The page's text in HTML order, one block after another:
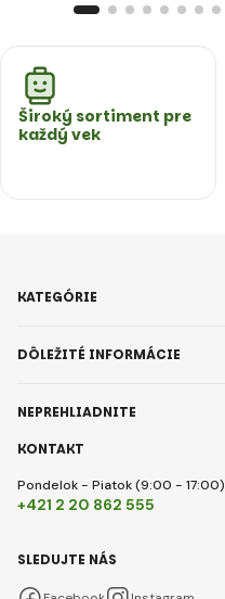
Široký sortiment pre
každý vek
KONTAKT
Pondelok - Piatok (9:00 - 17:00)
+421 2 20 862 555
KATEGÓRIE
DÔLEŽITÉ INFORMÁCIE
NEPREHLIADNITE
SLEDUJTE NÁS